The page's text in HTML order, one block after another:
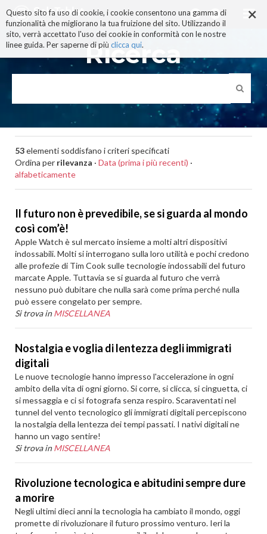
×
Questo sito fa uso di cookie, i cookie consentono una gamma di
funzionalità che migliorano la tua fruizione del sito. Utilizzando il
sito, verrà accettato l'uso dei cookie in conformità con le nostre
linee guida. Per saperne di più clicca qui.
ai
contenuti.
|
alla
navigazione
Ricerca
53elementi soddisfano i criteri specificati
Ordina per rilevanza · Data (prima i più recenti) ·
alfabeticamente
Il futuro non è prevedibile, se si guarda al mondo
così com’è!
Apple Watch è sul mercato insieme a molti altri dispositivi
indossabili. Molti si interrogano sulla loro utilità e pochi credono
alle profezie di Tim Cook sulle tecnologie indossabili del futuro
marcate Apple. Tuttavia se si guarda al futuro che verrà
nessuno può dubitare che nulla sarà come prima perché nulla
può essere congelato per sempre.
Si trova in MISCELLANEA
Nostalgia e voglia di lentezza degli immigrati
digitali
Le nuove tecnologie hanno impresso l'accelerazione in ogni
ambito della vita di ogni giorno. Si corre, si clicca, si cinguetta, ci
si messaggia e ci si fotografa senza respiro. Scaraventati nel
tunnel del vento tecnologico gli immigrati digitali percepiscono
la nostalgia della lentezza dei tempi passati. I nativi digitali ne
hanno un vago sentire!
Si trova in MISCELLANEA
Rivoluzione tecnologica e abitudini sempre dure
a morire
Negli ultimi dieci anni la tecnologia ha cambiato il mondo, oggi
promette di rivoluzionare il futuro prossimo venturo. Ieri la